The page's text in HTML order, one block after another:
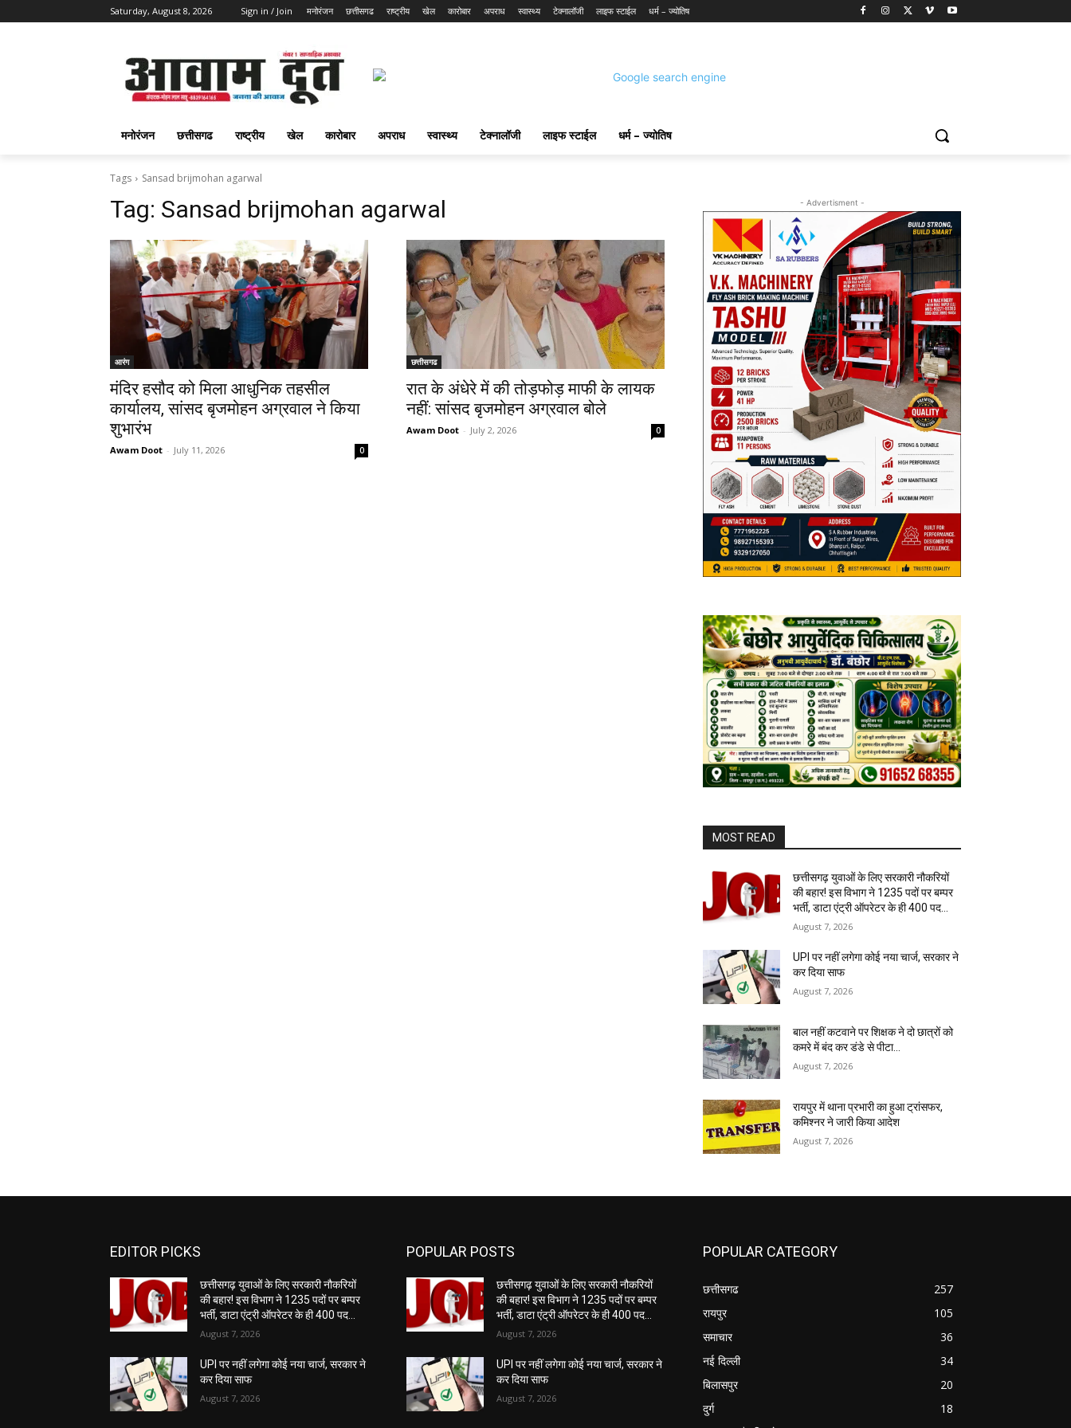
Saturday, August 8, 2026 Sign in / Join मनोरंजन छत्तीसगढ राष्ट्रीय खेल कारोबार अपराध स्वास्थ्य टेक्नालॉजी लाइफ स्टाईल धर्म – ज्योतिष
मनोरंजन छत्तीसगढ राष्ट्रीय खेल कारोबार अपराध स्वास्थ्य टेक्नालॉजी लाइफ स्टाईल धर्म – ज्योतिष
Tags Sansad brijmohan agarwal
Tag: Sansad brijmohan agarwal
आरंग
मंदिर हसौद को मिला आधुनिक तहसील
कार्यालय, सांसद बृजमोहन अग्रवाल ने किया
शुभारंभ
Awam Doot - July 11, 2026 0
छत्तीसगढ
रात के अंधेरे में की तोड़फोड़ माफी के लायक
नहीं: सांसद बृजमोहन अग्रवाल बोले
Awam Doot - July 2, 2026 0
- Advertisment -
MOST READ
छत्तीसगढ़ युवाओं के लिए सरकारी नौकरियों
की बहार! इस विभाग ने 1235 पदों पर बम्पर
भर्ती, डाटा एंट्री ऑपरेटर के ही 400 पद…
August 7, 2026
UPI पर नहीं लगेगा कोई नया चार्ज, सरकार ने
कर दिया साफ
August 7, 2026
बाल नहीं कटवाने पर शिक्षक ने दो छात्रों को
कमरे में बंद कर डंडे से पीटा…
August 7, 2026
रायपुर में थाना प्रभारी का हुआ ट्रांसफर,
कमिश्नर ने जारी किया आदेश
August 7, 2026
EDITOR PICKS
छत्तीसगढ़ युवाओं के लिए सरकारी नौकरियों
की बहार! इस विभाग ने 1235 पदों पर बम्पर
भर्ती, डाटा एंट्री ऑपरेटर के ही 400 पद…
August 7, 2026
UPI पर नहीं लगेगा कोई नया चार्ज, सरकार ने
कर दिया साफ
August 7, 2026
POPULAR POSTS
छत्तीसगढ़ युवाओं के लिए सरकारी नौकरियों
की बहार! इस विभाग ने 1235 पदों पर बम्पर
भर्ती, डाटा एंट्री ऑपरेटर के ही 400 पद…
August 7, 2026
UPI पर नहीं लगेगा कोई नया चार्ज, सरकार ने
कर दिया साफ
August 7, 2026
POPULAR CATEGORY
छत्तीसगढ
257
रायपुर
105
समाचार
36
नई दिल्ली
34
बिलासपुर
20
दुर्ग
18